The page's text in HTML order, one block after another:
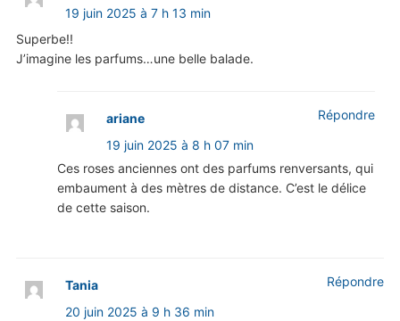
19 juin 2025 à 7 h 13 min
Superbe!!
J’imagine les parfums…une belle balade.
ariane
19 juin 2025 à 8 h 07 min
Ces roses anciennes ont des parfums renversants, qui
embaument à des mètres de distance. C’est le délice
de cette saison.
Répondre
Tania
20 juin 2025 à 9 h 36 min
Répondre